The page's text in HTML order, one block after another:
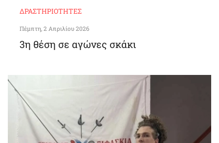
ΔΡΑΣΤΗΡΙΌΤΗΤΕΣ
Πέμπτη, 2 Απριλίου 2026
3η θέση σε αγώνες σκάκι